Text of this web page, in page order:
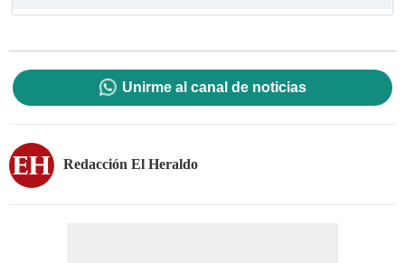
Unirme al canal de noticias
Redacción El Heraldo